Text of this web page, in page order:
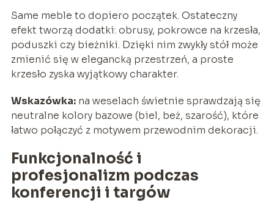
Same meble to dopiero początek. Ostateczny
efekt tworzą dodatki: obrusy, pokrowce na krzesła,
poduszki czy bieżniki. Dzięki nim zwykły stół może
zmienić się w elegancką przestrzeń, a proste
krzesło zyska wyjątkowy charakter.
Wskazówka:na weselach świetnie sprawdzają się
neutralne kolory bazowe (biel, beż, szarość), które
łatwo połączyć z motywem przewodnim dekoracji.
Funkcjonalność i
profesjonalizm podczas
konferencji i targów